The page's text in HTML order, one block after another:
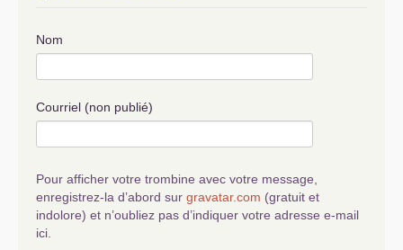
Nom
Courriel (non publié)
Pour afficher votre trombine avec votre message,
enregistrez-la d’abord sur gravatar.com (gratuit et
indolore) et n’oubliez pas d’indiquer votre adresse e-mail
ici.